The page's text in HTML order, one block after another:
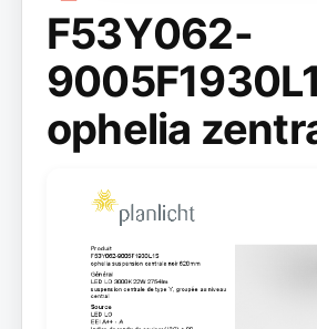
F53Y062-
ophelia